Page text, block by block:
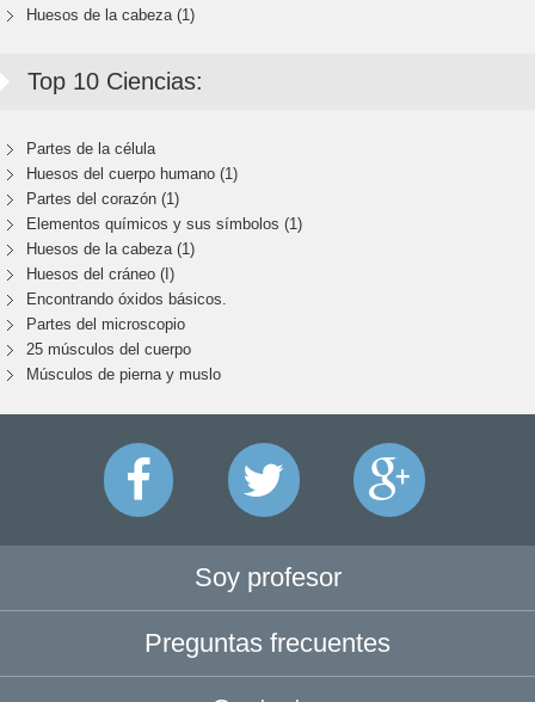
Huesos de la cabeza (1)
Top 10 Ciencias:
Partes de la célula
Huesos del cuerpo humano (1)
Partes del corazón (1)
Elementos químicos y sus símbolos (1)
Huesos de la cabeza (1)
Huesos del cráneo (I)
Encontrando óxidos básicos.
Partes del microscopio
25 músculos del cuerpo
Músculos de pierna y muslo
Soy profesor
Preguntas frecuentes